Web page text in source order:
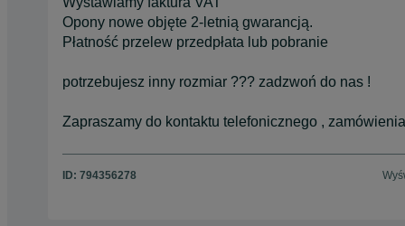
Opony nowe objęte 2-letnią gwarancją.
Płatność przelew przedpłata lub pobranie
potrzebujesz inny rozmiar ??? zadzwoń do nas !
Zapraszamy do kontaktu telefonicznego ,
ID: 794356278